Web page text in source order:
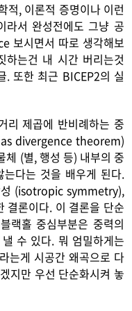
적, 이론적 증명이나 이런
라서 완성전에도 그냥 공
보시면서 따로 생각해보
하는건 내 시간 버리는것
. 또한 최근 BICEP2의 실
리 제곱에 반비례하는 중
divergence theorem)
체 (별, 행성 등) 내부의 중
다는 것을 배우게 된다.
성 (isotropic symmetry),
결론이다. 이 결론을 단순
랙홀 중심부분은 중력의
수 있다. 뭐 엄밀하게는
는게 시공간 왜곡으로 다
지만 우선 단순화시켜 놓